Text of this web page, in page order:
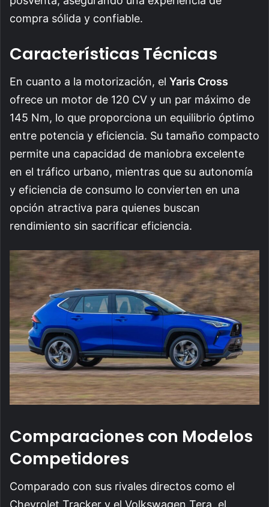
compra sólida y confiable.
Características Técnicas
En cuanto a la motorización, el Yaris Cross
ofrece un motor de 120 CV y un par máximo de
145 Nm, lo que proporciona un equilibrio óptimo
entre potencia y eficiencia. Su tamaño compacto
permite una capacidad de maniobra excelente
en el tráfico urbano, mientras que su autonomía
y eficiencia de consumo lo convierten en una
opción atractiva para quienes buscan
rendimiento sin sacrificar eficiencia.
Comparaciones con Modelos
Competidores
Comparado con sus rivales directos como el